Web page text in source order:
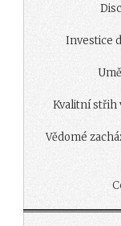
Investice
Kvalitní střih
Vědomé